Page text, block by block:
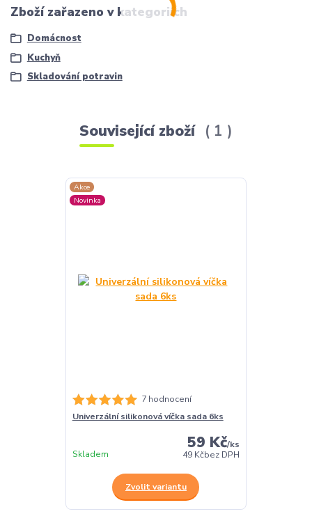
Zboží zařazeno v kategoriích
Domácnost
Kuchyň
Skladování potravin
Související zboží 1
Akce
Novinka
7 hodnocení
Univerzální silikonová víčka sada 6ks
59 Kč/ks
49 Kčbez DPH
Skladem
Zvolit variantu